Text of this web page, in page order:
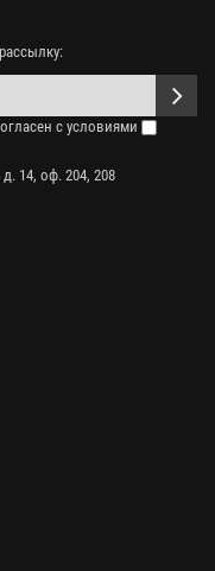
с условиями
14, оф. 204, 208